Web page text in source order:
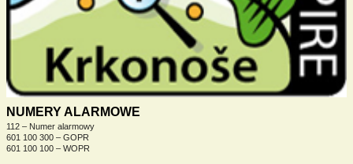
NUMERY ALARMOWE
112 – Numer alarmowy
601 100 300 – GOPR
601 100 100 – WOPR